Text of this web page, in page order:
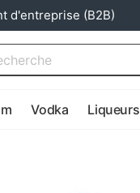
d'entreprise (B2B)
Vodka Liqueurs